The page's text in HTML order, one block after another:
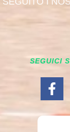
SEGUICI